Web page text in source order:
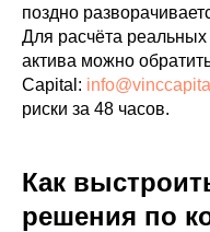
поздно
Для расчёта реальных
актива можно
Capital:
риски за 48 часов.
Как
решения по